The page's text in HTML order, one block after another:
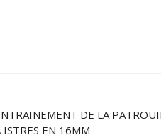
DE LA
ISTRES EN 16MM